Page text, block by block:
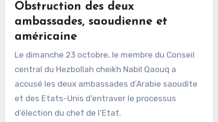
Obstruction des deux
ambassades, saoudienne et
américaine
Le dimanche 23 octobre, le membre du Conseil
central du Hezbollah cheikh Nabil Qaouq a
accusé les deux ambassades d’Arabie saoudite
et des Etats-Unis d’entraver le processus
d’élection du chef de l’Etat.